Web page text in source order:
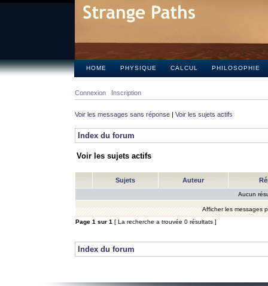
HOME PHYSIQUE CALCUL PHILOSOPHIE
Connexion Inscription
Voir les messages sans réponse | Voir les sujets actifs
Index du forum
Voir les sujets actifs
Sujets Auteur
Aucun
Afficher les messages
Page 1 sur 1 [ La recherche a trouvée 0 résultats ]
Index du forum